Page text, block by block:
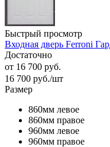
Быстрый просмотр
Входная дверь Ferroni
Достаточно
от 16 700 руб.
16 700 руб./шт
Размер
860мм левое
860мм правое
960мм левое
960мм правое